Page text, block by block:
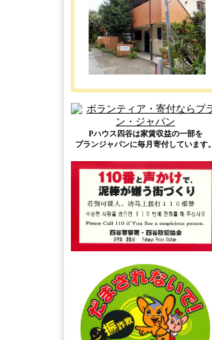
Pハウス四谷は家賃収益の一部を
プランジャパンに毎月寄付しています。